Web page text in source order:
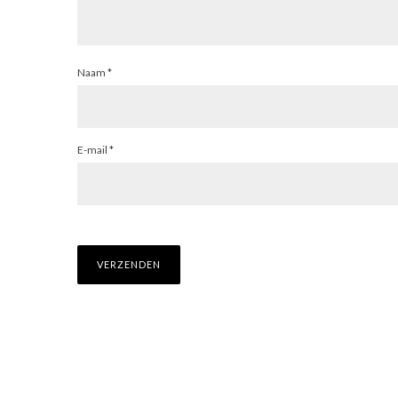
Naam *
E-mail *